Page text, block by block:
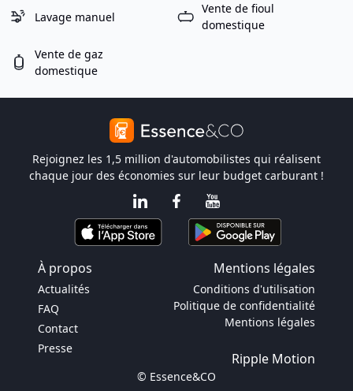
Lavage manuel
Vente de fioul
domestique
Vente de gaz
domestique
Rejoignez les 1,5 million d'automobilistes qui réalisent
chaque jour des économies sur leur budget carburant !
À propos Mentions légales
Actualités
FAQ
Contact
Presse
Conditions d'utilisation
Politique de confidentialité
Mentions légales
Ripple Motion
© Essence&CO